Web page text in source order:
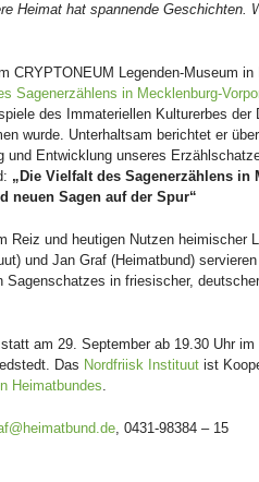
Heimat hat spannende Geschichten.
CRYPTONEUM Legenden-Museum
Sagenerzählens in Mecklenburg-
des Immateriellen Kulturerbes der
wurde. Unterhaltsam berichtet er
und Entwicklung unseres
„Die Vielfalt des Sagenerzählens in
neuen Sagen auf der Spur“
Reiz und heutigen Nutzen heimischer
und Jan Graf (Heimatbund)
Sagenschatzes in friesischer,
am 29. September ab 19.30 Uhr
Das Nordfriisk Instituut ist
Heimatbundes.
, 0431-98384 – 15